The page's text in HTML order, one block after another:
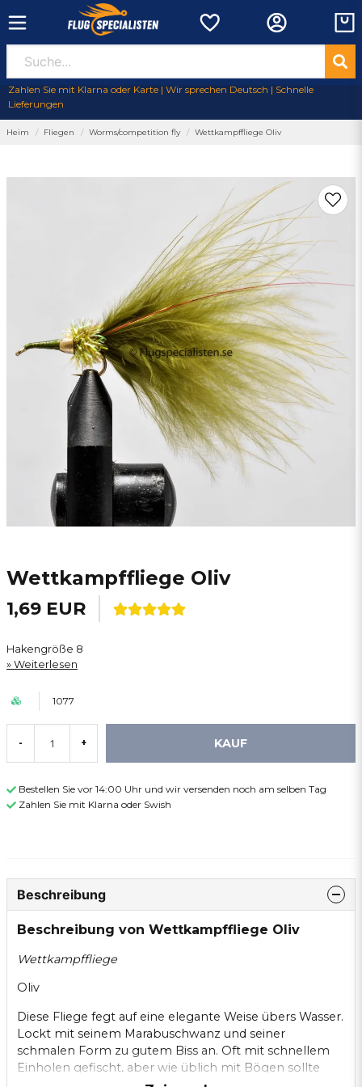
Zahlen Sie mit Klarna oder Karte | Wir sprechen Deutsch | Schnelle
Lieferungen
Heim Fliegen Worms/competition fly Wettkampffliege Oliv
Wettkampffliege Oliv
1,69 EUR
Hakengröße 8
Weiterlesen
1077
- + KAUF
Bestellen Sie vor 14:00 Uhr und wir versenden noch am selben Tag
Zahlen Sie mit Klarna oder Swish
Beschreibung
Beschreibung von Wettkampffliege Oliv
Wettkampffliege
Oliv
Diese Fliege fegt auf eine elegante Weise übers Wasser.
Lockt mit seinem Marabuschwanz und seiner
schmalen Form zu gutem Biss an. Oft mit schnellem
Einholen gefischt, aber wie üblich mit Bögen sollte